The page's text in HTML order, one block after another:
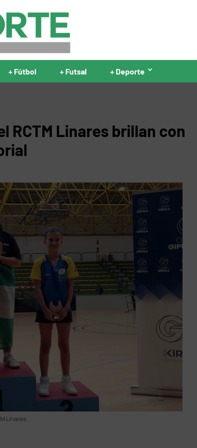
+ Fútbol + Futsal + Deporte
RCTM Linares brillan con
Linares.